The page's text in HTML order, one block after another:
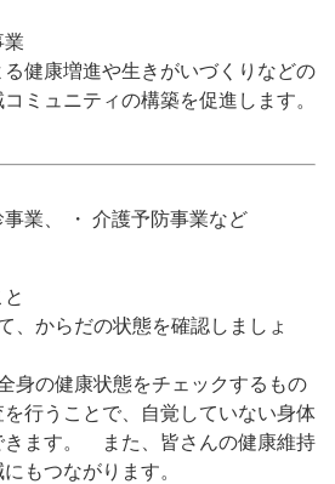
業
健康増進や生きがいづくりなどの
ミュニティの構築を促進します。
業、 ・ 介護予防事業など
、からだの状態を確認しましょ
身の健康状態をチェックするもの
行うことで、自覚していない身体
きます。 また、皆さんの健康維持
もつながります。